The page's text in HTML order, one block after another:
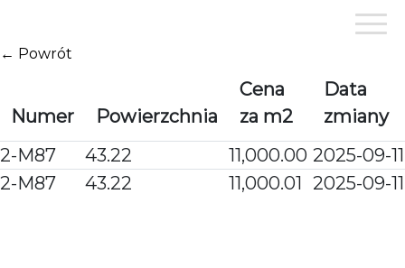
treści
← Powrót
Numer Powierzchnia
Cena
za m2
Data
zmiany
2-M87
43.22 11,000.00 2025-09-11
2-M87
43.22 11,000.01 2025-09-11